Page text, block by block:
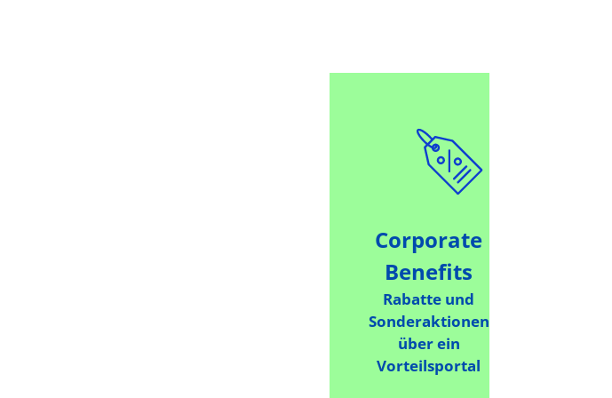
Corporate
Benefits
Rabatte und
Sonderaktionen
über ein
Vorteilsportal